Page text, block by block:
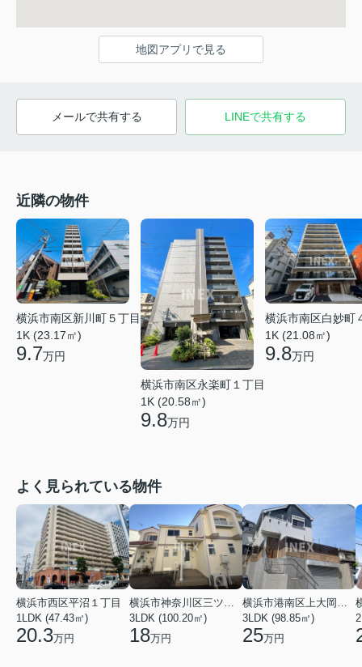
地図アプリで見る
メールで共有する LINEで共有する
近隣の物件
横浜市南区新川町５丁目
1K (23.17㎡)
9.7万円
横浜市南区永楽町１丁目
1K (20.58㎡)
9.8万円
横浜市南区白妙町
1K (21.08㎡)
9.8万円
よく見られている物件
横浜市西区平沼１丁目
1LDK (47.43㎡)
20.3万円
横浜市神奈川区三ツ沢上町
3LDK (100.20㎡)
18万円
横浜市港南区上大岡東２丁目
3LDK (98.85㎡)
25万円